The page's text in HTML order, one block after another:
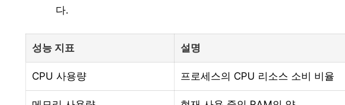
다.
성능 지표 설명
CPU 사용량 프로세스의 CPU 리소스 소비 비율